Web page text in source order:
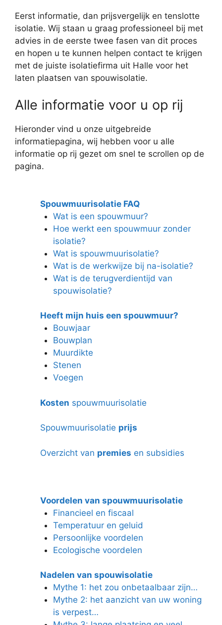
Eerst informatie, dan prijsvergelijk en tenslotte
isolatie. Wij staan u graag professioneel bij met
advies in de eerste twee fasen van dit proces
en hopen u te kunnen helpen contact te krijgen
met de juiste isolatiefirma uit Halle voor het
laten plaatsen van spouwisolatie.
Alle informatie voor u op rij
Hieronder vind u onze uitgebreide
informatiepagina, wij hebben voor u alle
informatie op rij gezet om snel te scrollen op de
pagina.
Spouwmuurisolatie FAQ
Wat is een spouwmuur?
Hoe werkt een spouwmuur zonder
isolatie?
Wat is spouwmuurisolatie?
Wat is de werkwijze bij na-isolatie?
Wat is de terugverdientijd van
spouwisolatie?
Heeft mijn huis een spouwmuur?
Bouwjaar
Bouwplan
Muurdikte
Stenen
Voegen
Kosten spouwmuurisolatie
Spouwmuurisolatie prijs
Overzicht van premies en subsidies
Voordelen van spouwmuurisolatie
Financieel en fiscaal
Temperatuur en geluid
Persoonlijke voordelen
Ecologische voordelen
Nadelen van spouwisolatie
Mythe 1: het zou onbetaalbaar zijn…
Mythe 2: het aanzicht van uw woning
is verpest…